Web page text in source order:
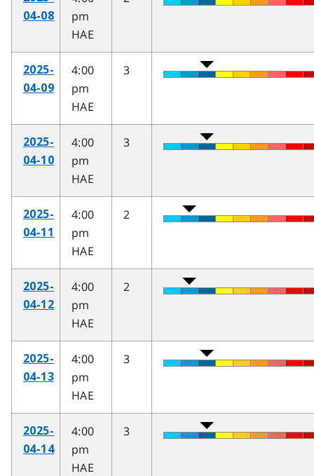
04-08
pm
HAE
2025-
04-09
4:00
pm
HAE
3
2025-
04-10
4:00
pm
HAE
3
2025-
04-11
4:00
pm
HAE
2
2025-
04-12
4:00
pm
HAE
2
2025-
04-13
4:00
pm
HAE
3
2025-
04-14
4:00
pm
HAE
3